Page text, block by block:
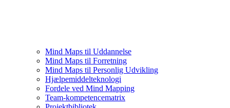
Mind Maps til Uddannelse
Mind Maps til Forretning
Mind Maps til Personlig Udvikling
Hjælpemiddelteknologi
Fordele ved Mind Mapping
Team-kompetencematrix